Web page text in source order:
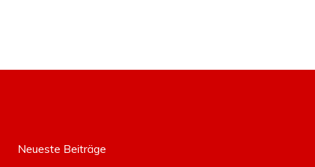
Neueste Beiträge